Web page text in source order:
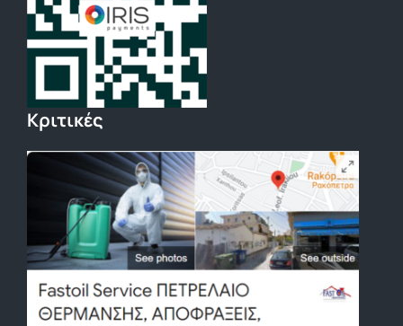
Κριτικές